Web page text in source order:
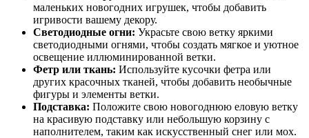
маленьких новогодних игрушек, чтобы добавить
игривости вашему декору.
Светодиодные огни: Украсьте свою ветку яркими
светодиодными огнями, чтобы создать мягкое и уютное
освещение иллюминированной ветки.
Фетр или ткань: Используйте кусочки фетра или
других красочных тканей, чтобы добавить необычные
фигуры и элементы ветки.
Подставка: Положите свою новогоднюю еловую ветку
на красивую подставку или небольшую корзину с
наполнителем, таким как искусственный снег или мох.